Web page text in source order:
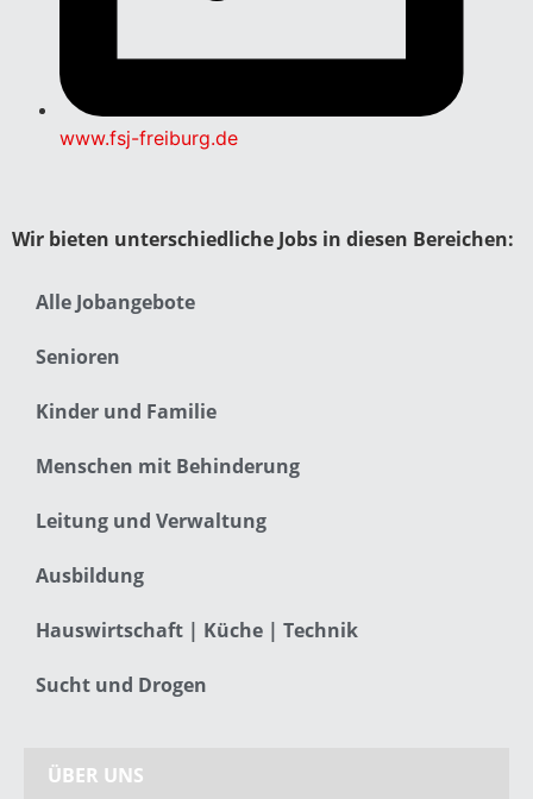
www.fsj-freiburg.de
Wir bieten unterschiedliche Jobs in diesen Bereichen:
Alle Jobangebote
Senioren
Kinder und Familie
Menschen mit Behinderung
Leitung und Verwaltung
Ausbildung
Hauswirtschaft | Küche | Technik
Sucht und Drogen
ÜBER UNS